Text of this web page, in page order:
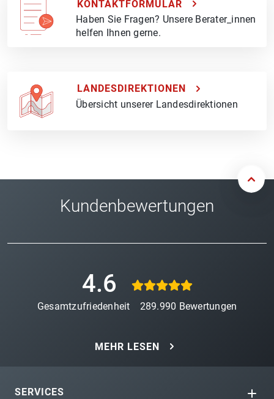
KONTAKTFORMULAR
Haben Sie Fragen? Unsere Berater_innen
helfen Ihnen gerne.
LANDESDIREKTIONEN
Übersicht unserer Landesdirektionen
Kundenbewertungen
4.6
Gesamtzufriedenheit 289.990 Bewertungen
MEHR LESEN
SERVICES